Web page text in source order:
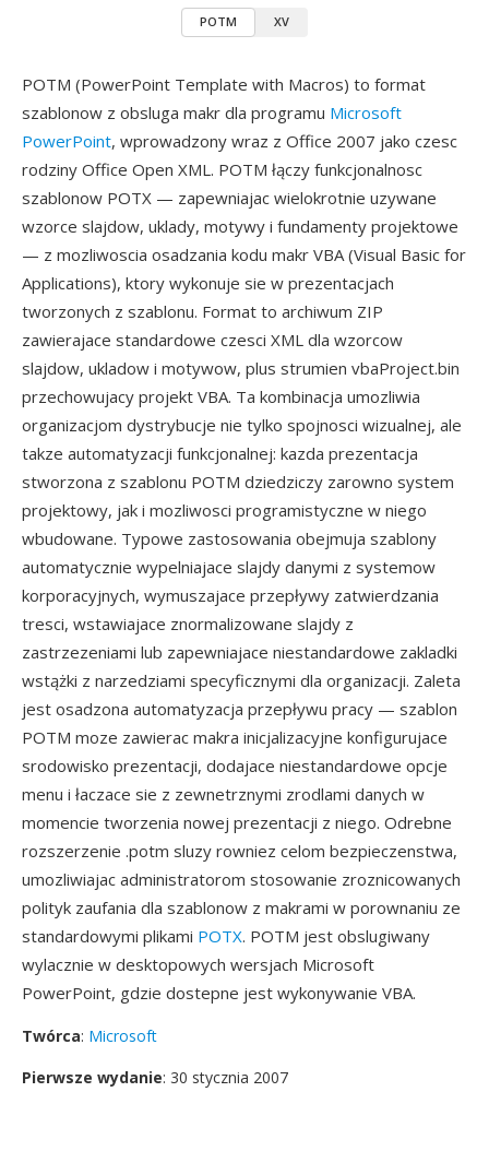
POTM XV
POTM (PowerPoint Template with Macros) to format
szablonow z obsluga makr dla programu Microsoft
PowerPoint, wprowadzony wraz z Office 2007 jako czesc
rodziny Office Open XML. POTM łączy funkcjonalnosc
szablonow POTX — zapewniajac wielokrotnie uzywane
wzorce slajdow, uklady, motywy i fundamenty projektowe
— z mozliwoscia osadzania kodu makr VBA (Visual Basic for
Applications), ktory wykonuje sie w prezentacjach
tworzonych z szablonu. Format to archiwum ZIP
zawierajace standardowe czesci XML dla wzorcow
slajdow, ukladow i motywow, plus strumien vbaProject.bin
przechowujacy projekt VBA. Ta kombinacja umozliwia
organizacjom dystrybucje nie tylko spojnosci wizualnej, ale
takze automatyzacji funkcjonalnej: kazda prezentacja
stworzona z szablonu POTM dziedziczy zarowno system
projektowy, jak i mozliwosci programistyczne w niego
wbudowane. Typowe zastosowania obejmuja szablony
automatycznie wypelniajace slajdy danymi z systemow
korporacyjnych, wymuszajace przepływy zatwierdzania
tresci, wstawiajace znormalizowane slajdy z
zastrzezeniami lub zapewniajace niestandardowe zakladki
wstążki z narzedziami specyficznymi dla organizacji. Zaleta
jest osadzona automatyzacja przepływu pracy — szablon
POTM moze zawierac makra inicjalizacyjne konfigurujace
srodowisko prezentacji, dodajace niestandardowe opcje
menu i łaczace sie z zewnetrznymi zrodlami danych w
momencie tworzenia nowej prezentacji z niego. Odrebne
rozszerzenie .potm sluzy rowniez celom bezpieczenstwa,
umozliwiajac administratorom stosowanie zroznicowanych
polityk zaufania dla szablonow z makrami w porownaniu ze
standardowymi plikami POTX. POTM jest obslugiwany
wylacznie w desktopowych wersjach Microsoft
PowerPoint, gdzie dostepne jest wykonywanie VBA.
Twórca: Microsoft
Pierwsze wydanie: 30 stycznia 2007